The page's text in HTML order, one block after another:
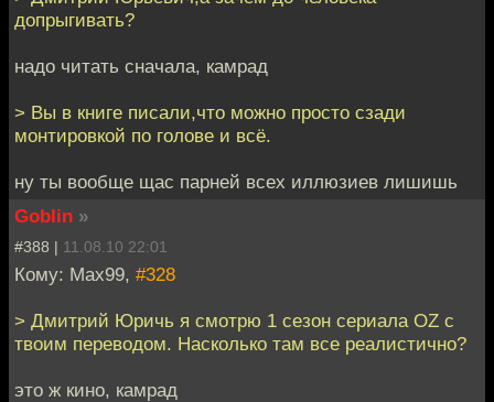
допрыгивать?
надо читать сначала, камрад
> Вы в книге писали,что можно просто сзади
монтировкой по голове и всё.
ну ты вообще щас парней всех иллюзиев лишишь
Goblin »
#388 | 11.08.10 22:01
Кому: Max99, #328
> Дмитрий Юричь я смотрю 1 сезон сериала OZ с
твоим переводом. Насколько там все реалистично?
это ж кино, камрад